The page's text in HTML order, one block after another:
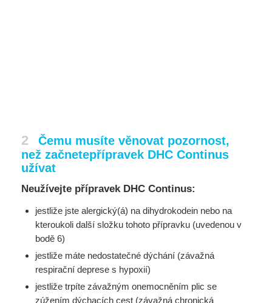
2
Čemu musíte věnovat pozornost,
než začnetepřípravek DHC Continus
užívat
Neužívejte přípravek DHC Continus:
jestliže jste alergický(á) na dihydrokodein nebo na
kteroukoli další složku tohoto přípravku (uvedenou v
bodě 6)
jestliže máte nedostatečné dýchání (závažná
respirační deprese s hypoxií)
jestliže trpíte závažným onemocněním plic se
zúžením dýchacích cest (závažná chronická